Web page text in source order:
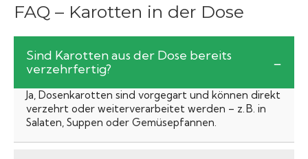
FAQ – Karotten in der Dose
Sind Karotten aus der Dose bereits
verzehrfertig?
Ja, Dosenkarotten sind vorgegart und können direkt
verzehrt oder weiterverarbeitet werden – z. B. in
Salaten, Suppen oder Gemüsepfannen.